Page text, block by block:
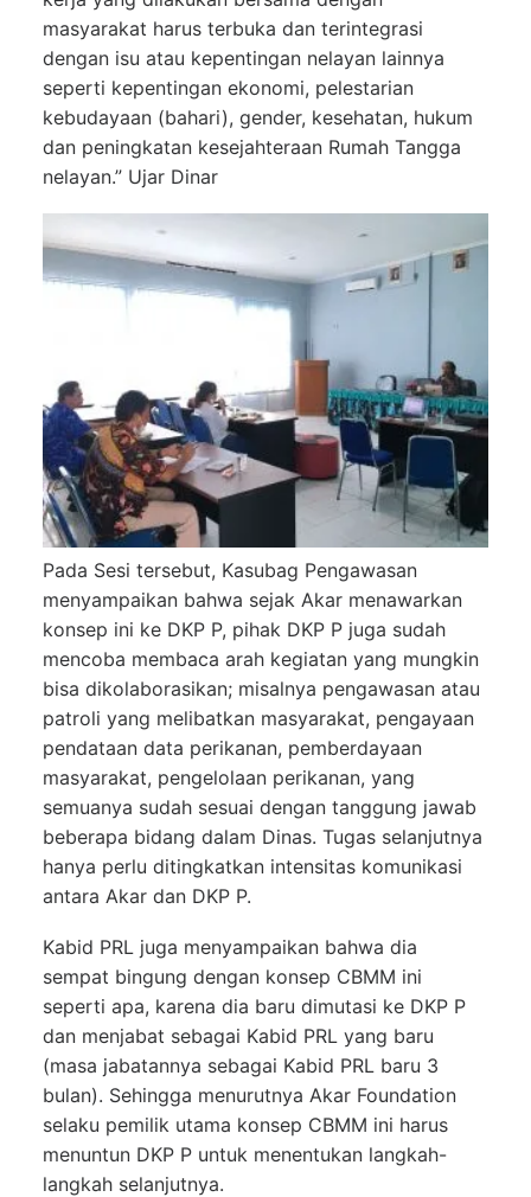
masyarakat harus terbuka dan terintegrasi
dengan isu atau kepentingan nelayan lainnya
seperti kepentingan ekonomi, pelestarian
kebudayaan (bahari), gender, kesehatan, hukum
dan peningkatan kesejahteraan Rumah Tangga
nelayan.” Ujar Dinar
Pada Sesi tersebut, Kasubag Pengawasan
menyampaikan bahwa sejak Akar menawarkan
konsep ini ke DKP P, pihak DKP P juga sudah
mencoba membaca arah kegiatan yang mungkin
bisa dikolaborasikan; misalnya pengawasan atau
patroli yang melibatkan masyarakat, pengayaan
pendataan data perikanan, pemberdayaan
masyarakat, pengelolaan perikanan, yang
semuanya sudah sesuai dengan tanggung jawab
beberapa bidang dalam Dinas. Tugas selanjutnya
hanya perlu ditingkatkan intensitas komunikasi
antara Akar dan DKP P.
Kabid PRL juga menyampaikan bahwa dia
sempat bingung dengan konsep CBMM ini
seperti apa, karena dia baru dimutasi ke DKP P
dan menjabat sebagai Kabid PRL yang baru
(masa jabatannya sebagai Kabid PRL baru 3
bulan). Sehingga menurutnya Akar Foundation
selaku pemilik utama konsep CBMM ini harus
menuntun DKP P untuk menentukan langkah-
langkah selanjutnya.